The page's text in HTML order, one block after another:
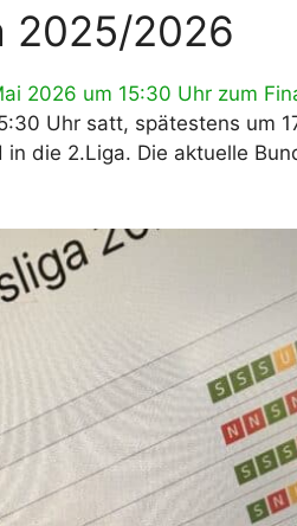
Excel – kostenlos
ausfüllen
2025/2026
2026 um 15:30 Uhr zum
Uhr satt, spätestens um
die 2.Liga. Die aktuelle